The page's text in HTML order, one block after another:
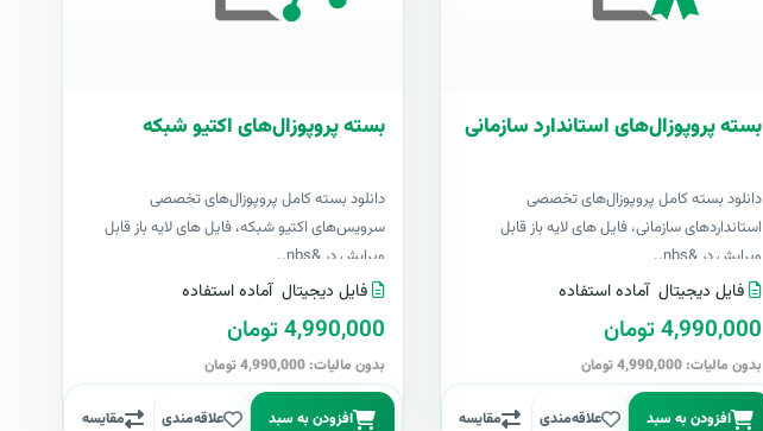
بسته پروپوزال‌های استاندارد سازمانی
دانلود بسته کامل پروپوزال‌های تخصصی
استانداردهای سازمانی، فایل های لایه باز قابل
ویرایش در &nbs..
فایل دیجیتال آماده استفاده
4,990,000 تومان
بدون مالیات: 4,990,000 تومان
افزودن به سبد علاقه‌مندی مقایسه
بسته پروپوزال‌های اکتیو شبکه
دانلود بسته کامل پروپوزال‌های تخصصی
سرویس‌های اکتیو شبکه، فایل های لایه باز قابل
ویرایش در &nbs..
فایل دیجیتال آماده استفاده
4,990,000 تومان
بدون مالیات: 4,990,000 تومان
افزودن به سبد علاقه‌مندی مقایسه